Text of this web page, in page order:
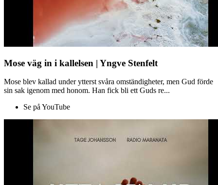
Mose väg in i kallelsen | Yngve Stenfelt
Mose blev kallad under ytterst svåra omständigheter, men Gud förde
sin sak igenom med honom. Han fick bli ett Guds re...
Se på YouTube